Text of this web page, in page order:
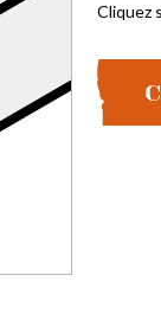
Cliquez